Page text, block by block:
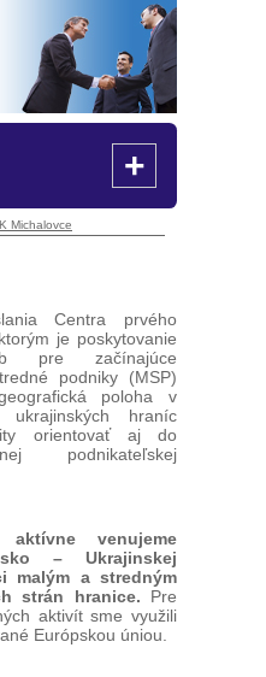
+
Michalovce
Centra prvého
je poskytovanie
pre začínajúce
podniky (MSP)
poloha v
hraníc
orientovať aj do
podnikateľskej
aktívne venujeme
– Ukrajinskej
malým a stredným
strán hranice. Pre
aktivít sme využili
Európskou úniou.